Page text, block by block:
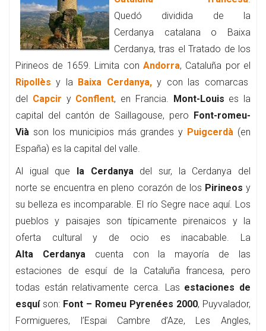
Quedó dividida de la
Cerdanya catalana o Baixa
Cerdanya, tras el Tratado de los
Pirineos de 1659. Limita con Andorra, Cataluña por el
Ripollèsy la Baixa Cerdanya,y con las comarcas
del Capcir y Conflent, en Francia. Mont-Louis es la
capital del cantón de Saillagouse, pero Font-romeu-
Vià son los municipios más grandes y Puigcerdà (en
España) es la capital del valle.
Al igual que la Cerdanyadel sur, la Cerdanya del
norte se encuentra en pleno corazón de los Pirineos y
su belleza es incomparable. El río Segre nace aquí. Los
pueblos y paisajes son típicamente pirenaicos y la
oferta cultural y de ocio es inacabable. La
Alta Cerdanya cuenta con la mayoría de las
estaciones de esquí de la Cataluña francesa, pero
todas están relativamente cerca. Las estaciones de
esquí son: Font – Romeu Pyrenées 2000, Puyvalador,
Formigueres, l’Espai Cambre d’Aze, Les Angles,